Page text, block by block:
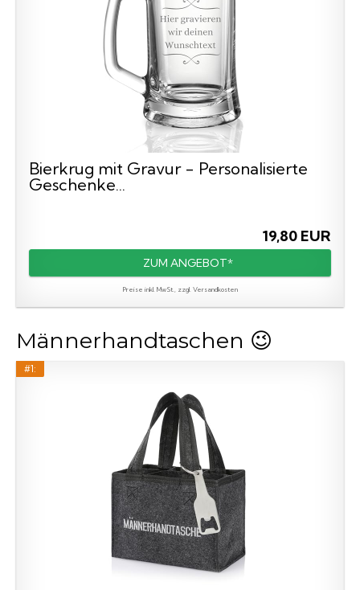
Bierkrug mit Gravur - Personalisierte
Geschenke...
19,80 EUR
ZUM ANGEBOT*
Preise inkl. MwSt., zzgl. Versandkosten
Männerhandtaschen 😉
#1: